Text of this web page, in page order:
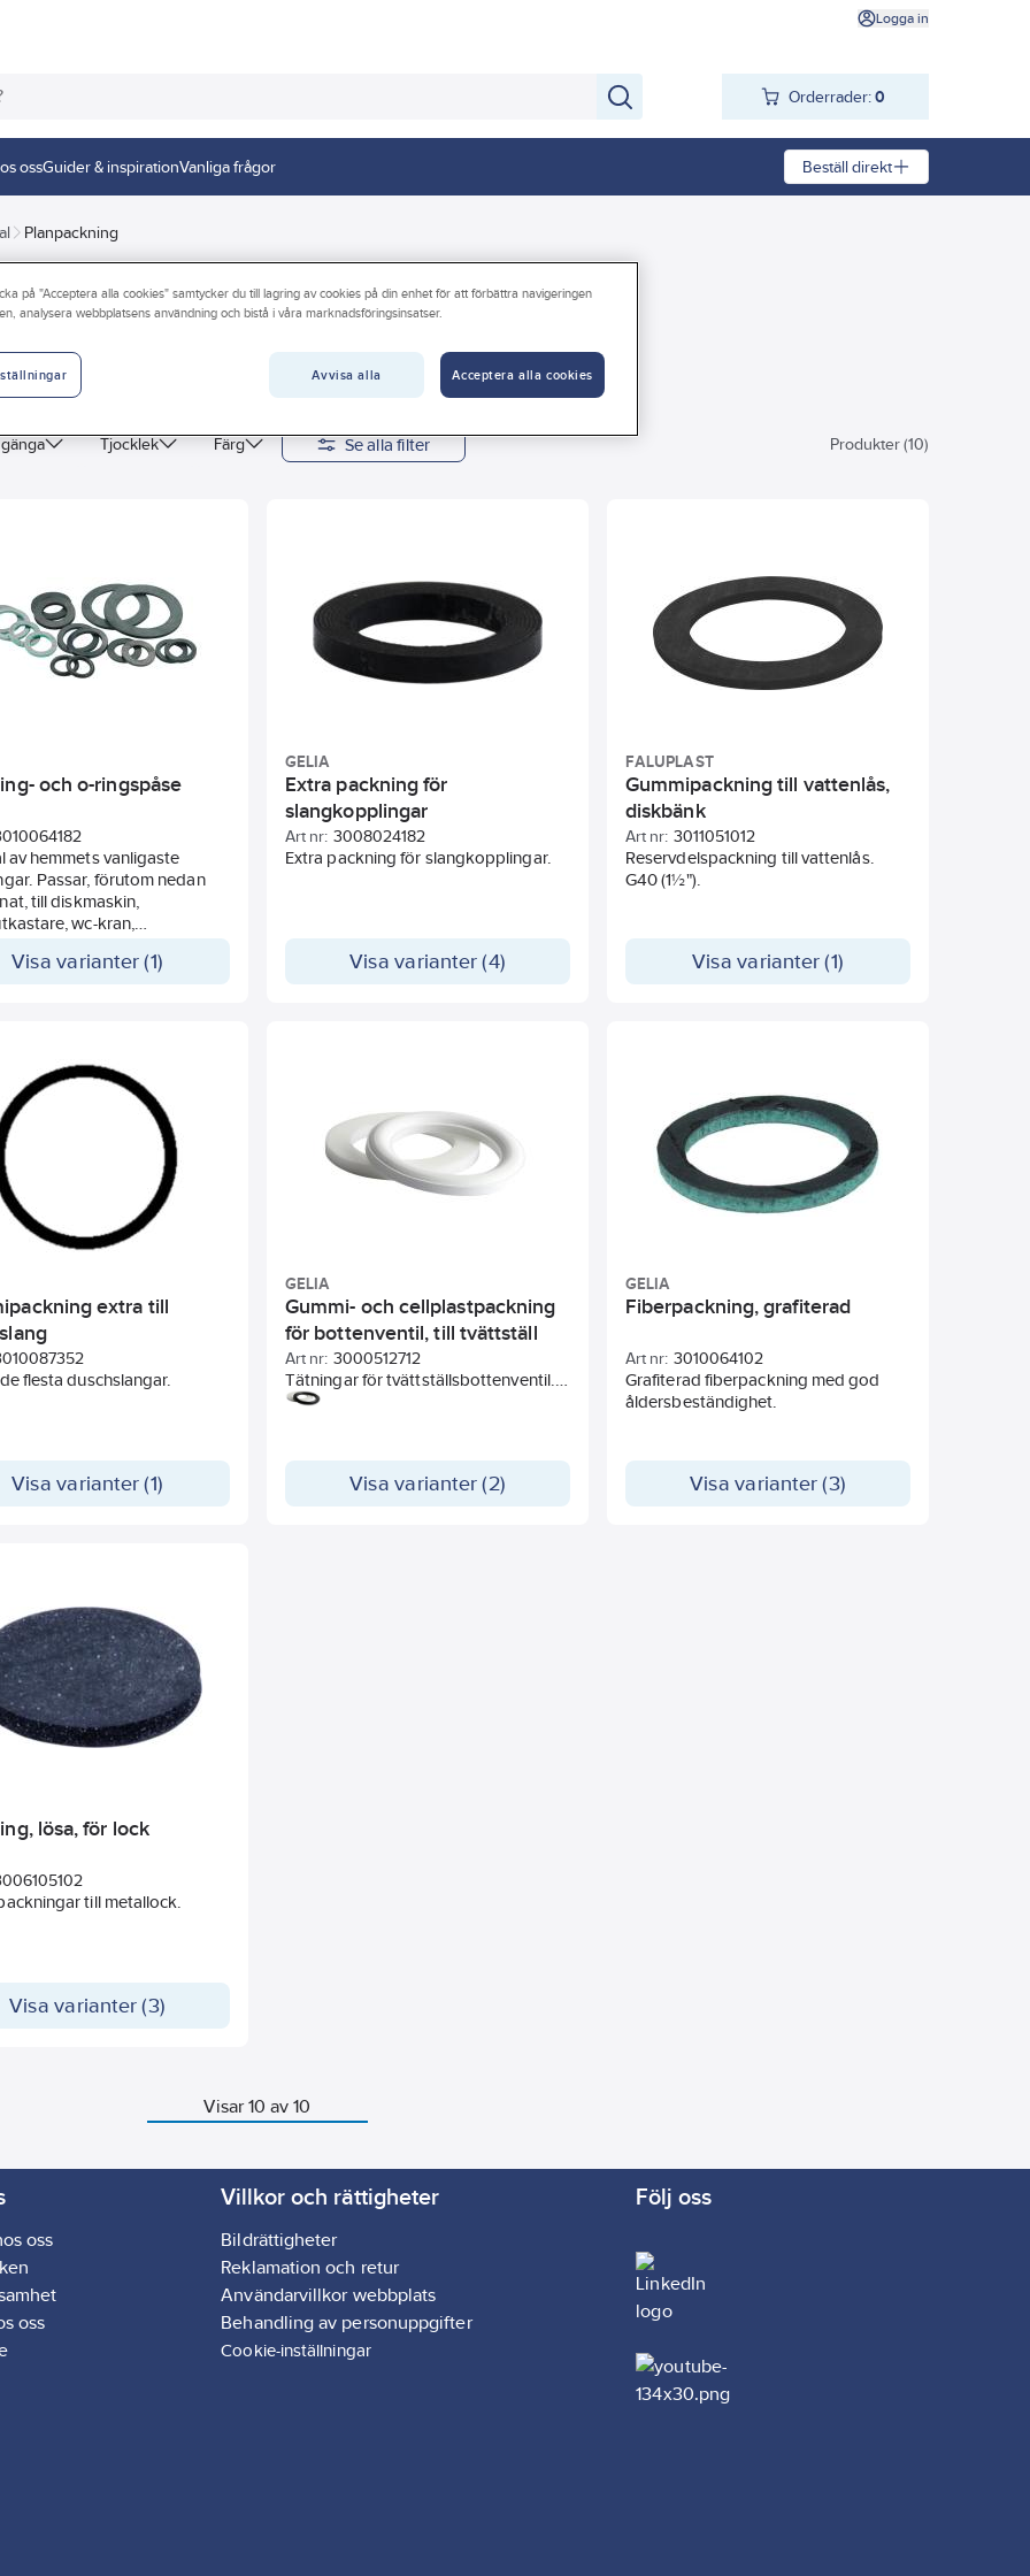
Logga in
Orderrader: 0
ossGuider & inspirationVanliga frågor Beställ direkt
Planpackning
Tjocklek Färg Se alla filter Produkter (10)
och o-ringspåse
av hemmets vanligaste
Passar, förutom nedan
till diskmaskin,
wc-kran,
till dusch och
till diskbänk
till slangkoppling ½"
till slangkoppling ¾"
universal ½"
universal ¾"
½"
¾"
till typ Gardena,
Visa varianter (1)
GELIA
Extra packning för
slangkopplingar
Art nr: 3008024182
Extra packning för slangkopplingar.
Visa varianter (4)
FALUPLAST
Gummipackning till vattenlås,
diskbänk
Art nr: 3011051012
Reservdelspackning till vattenlås.
G40 (1½").
Visa varianter (1)
extra till
flesta duschslangar.
Visa varianter (1)
GELIA
Gummi- och cellplastpackning
för bottenventil, till tvättställ
Art nr: 3000512712
Tätningar för tvättställsbottenventil.
Den övre packningen är i mjuk
Visa varianter (2)
GELIA
Fiberpackning, grafiterad
Art nr: 3010064102
Grafiterad fiberpackning med god
åldersbeständighet.
Visa varianter (3)
lösa, för lock
till metallock.
Visa varianter (3)
Visar 10 av 10
oss
oss
Villkor och rättigheter
Bildrättigheter
Reklamation och retur
Användarvillkor webbplats
Behandling av personuppgifter
Cookie-inställningar
Följ oss
på "Acceptera alla cookies" samtycker du till lagring av cookies på din enhet för att förbättra navigeringen
analysera webbplatsens användning och bistå i våra marknadsföringsinsatser.
Avvisa alla Acceptera alla cookies